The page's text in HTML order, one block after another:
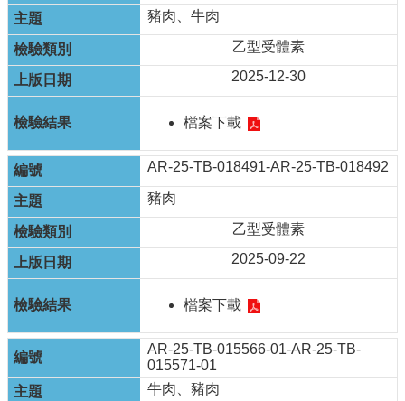
告
訊
息
服
務
專
主
題
專
區
English
回
頁
網
站
豬肉、牛肉
乙型受體素
2025-12-30
檔案下載
AR-25-TB-018491-AR-25-TB-018492
豬肉
乙型受體素
2025-09-22
檔案下載
AR-25-TB-015566-01-AR-25-TB-
015571-01
牛肉、豬肉